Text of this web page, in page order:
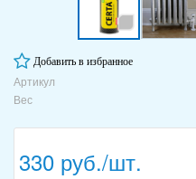
Добавить в избранное
Артикул
Вес
330 руб./шт.